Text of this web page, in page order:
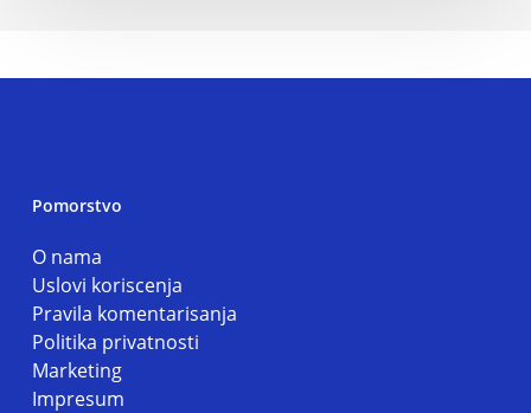
Pomorstvo
O nama
Uslovi koriscenja
Pravila komentarisanja
Politika privatnosti
Marketing
Impresum